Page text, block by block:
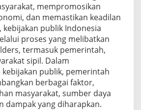
mempromosikan
dan memastikan keadilan
kebijakan publik Indonesia
proses yang melibatkan
termasuk pemerintah,
sipil. Dalam
publik, pemerintah
berbagai faktor,
masyarakat, sumber daya
dampak yang diharapkan.